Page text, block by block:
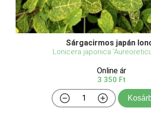
Sárgacirmos japán
Lonicera japonica
Online ár
3 350 Ft